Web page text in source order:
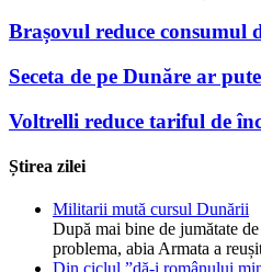
Brașovul reduce consumul
Seceta de pe Dunăre ar
Voltrelli reduce tariful de
Știrea zilei
Militarii mută cursul Dunării
După mai bine de jumătate
problema, abia Armata a